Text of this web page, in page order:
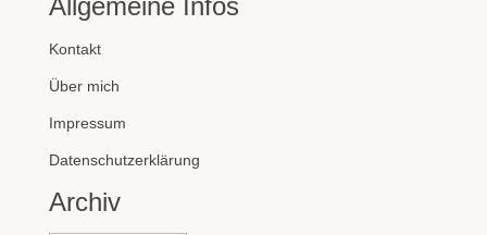
Allgemeine Infos
Kontakt
Über mich
Impressum
Datenschutzerklärung
Archiv